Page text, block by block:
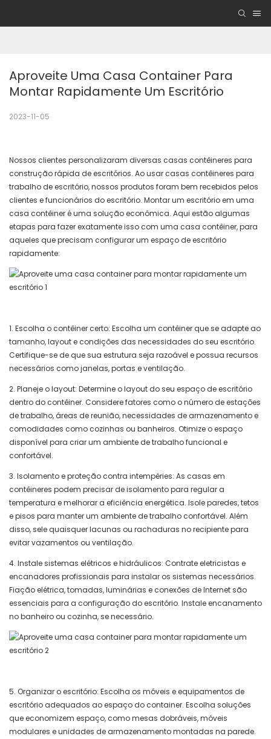
Aproveite Uma Casa Container Para
Montar Rapidamente Um Escritório
2023-11-05
Nossos clientes personalizaram diversas casas contêineres para
construção rápida de escritórios. Ao usar casas contêineres para
trabalho de escritório, nossos produtos foram bem recebidos pelos
clientes e funcionários do escritório. Montar um escritório em uma
casa contêiner é uma solução econômica. Aqui estão algumas
etapas para fazer exatamente isso com uma casa contêiner, para
aqueles que precisam configurar um espaço de escritório
rapidamente:
1. Escolha o contêiner certo: Escolha um contêiner que se adapte ao
tamanho, layout e condições das necessidades do seu escritório.
Certifique-se de que sua estrutura seja razoável e possua recursos
necessários como janelas, portas e ventilação.
2. Planeje o layout: Determine o layout do seu espaço de escritório
dentro do contêiner. Considere fatores como o número de estações
de trabalho, áreas de reunião, necessidades de armazenamento e
comodidades como cozinhas ou banheiros. Otimize o espaço
disponível para criar um ambiente de trabalho funcional e
confortável.
3. Isolamento e proteção contra intempéries: As casas em
contêineres podem precisar de isolamento para regular a
temperatura e melhorar a eficiência energética. Isole paredes, tetos
e pisos para manter um ambiente de trabalho confortável. Além
disso, sele quaisquer lacunas ou rachaduras no recipiente para
evitar vazamentos ou ventilação.
4. Instale sistemas elétricos e hidráulicos: Contrate eletricistas e
encanadores profissionais para instalar os sistemas necessários.
Fiação elétrica, tomadas, luminárias e conexões de Internet são
essenciais para a configuração do escritório. Instale encanamento
no banheiro ou cozinha, se necessário.
5. Organizar o escritório: Escolha os móveis e equipamentos de
escritório adequados ao espaço do container. Escolha soluções
que economizem espaço, como mesas dobráveis, móveis
modulares e unidades de armazenamento montadas na parede.